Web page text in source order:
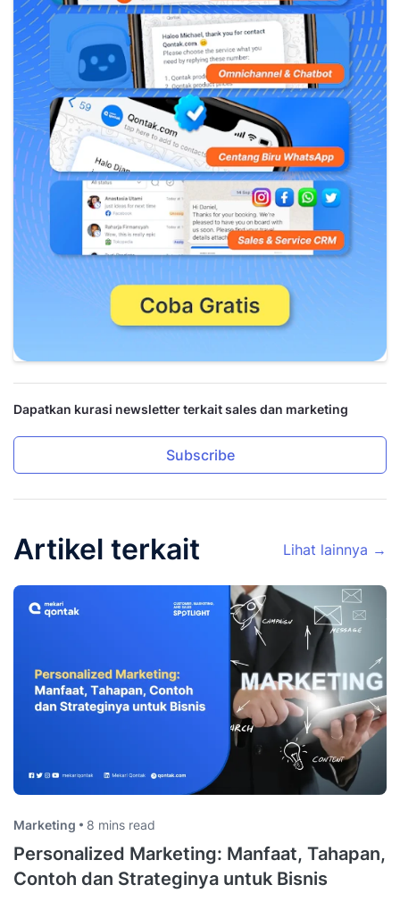
Dapatkan kurasi newsletter terkait sales dan marketing
Subscribe
Artikel terkait Lihat lainnya →
Marketing 8 mins read
Personalized Marketing: Manfaat, Tahapan,
Contoh dan Strateginya untuk Bisnis